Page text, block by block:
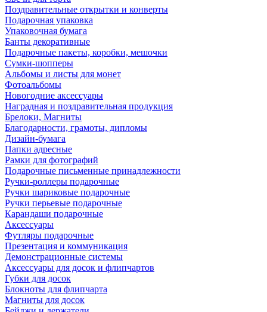
Поздравительные открытки и конверты
Подарочная упаковка
Упаковочная бумага
Банты декоративные
Подарочные пакеты, коробки, мешочки
Сумки-шопперы
Альбомы и листы для монет
Фотоальбомы
Новогодние аксессуары
Наградная и поздравительная продукция
Брелоки, Магниты
Благодарности, грамоты, дипломы
Дизайн-бумага
Папки адресные
Рамки для фотографий
Подарочные письменные принадлежности
Ручки-роллеры подарочные
Ручки шариковые подарочные
Ручки перьевые подарочные
Карандаши подарочные
Аксессуары
Футляры подарочные
Презентация и коммуникация
Демонстрационные системы
Аксессуары для досок и флипчартов
Губки для досок
Блокноты для флипчарта
Магниты для досок